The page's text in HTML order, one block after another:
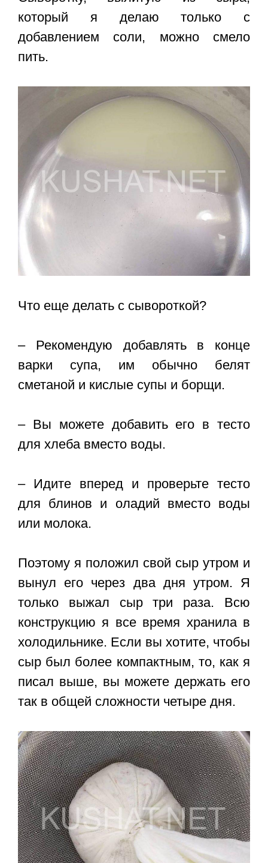
который я делаю только с
добавлением соли, можно смело
пить.
Что еще делать с сывороткой?
– Рекомендую добавлять в конце
варки супа, им обычно белят
сметаной и кислые супы и борщи.
– Вы можете добавить его в тесто
для хлеба вместо воды.
– Идите вперед и проверьте тесто
для блинов и оладий вместо воды
или молока.
Поэтому я положил свой сыр утром и
вынул его через два дня утром. Я
только выжал сыр три раза. Всю
конструкцию я все время хранила в
холодильнике. Если вы хотите, чтобы
сыр был более компактным, то, как я
писал выше, вы можете держать его
так в общей сложности четыре дня.